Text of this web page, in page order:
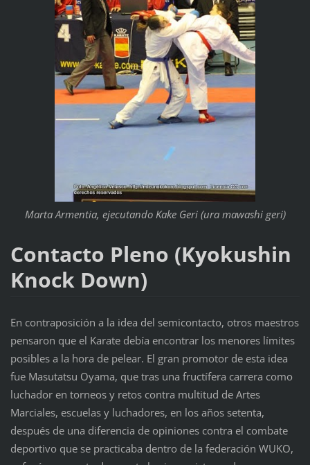
Marta Armentia, ejecutando Kake Geri (ura mawashi geri)
Contacto Pleno (Kyokushin
Knock Down)
En contraposición a la idea del semicontacto, otros maestros
pensaron que el Karate debía encontrar los menores límites
posibles a la hora de pelear. El gran promotor de esta idea
fue Masutatsu Oyama, que tras una fructífera carrera como
luchador en torneos y retos contra multitud de Artes
Marciales, escuelas y luchadores, en los años setenta,
después de una diferencia de opiniones contra el combate
deportivo que se practicaba dentro de la federación WUKO,